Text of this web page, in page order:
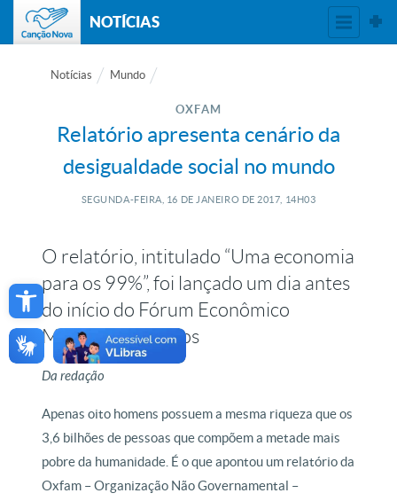
Open toolbar
NOTÍCIAS
Notícias Mundo
OXFAM
Relatório apresenta cenário da
desigualdade social no mundo
SEGUNDA-FEIRA, 16 DE JANEIRO DE 2017, 14H03
O relatório, intitulado “Uma economia
para os 99%”, foi lançado um dia antes
do início do Fórum Econômico
Mundial, em Davos
Da redação
Apenas oito homens possuem a mesma riqueza que os
3,6 bilhões de pessoas que compõem a metade mais
pobre da humanidade. É o que apontou um relatório da
Oxfam – Organização Não Governamental –